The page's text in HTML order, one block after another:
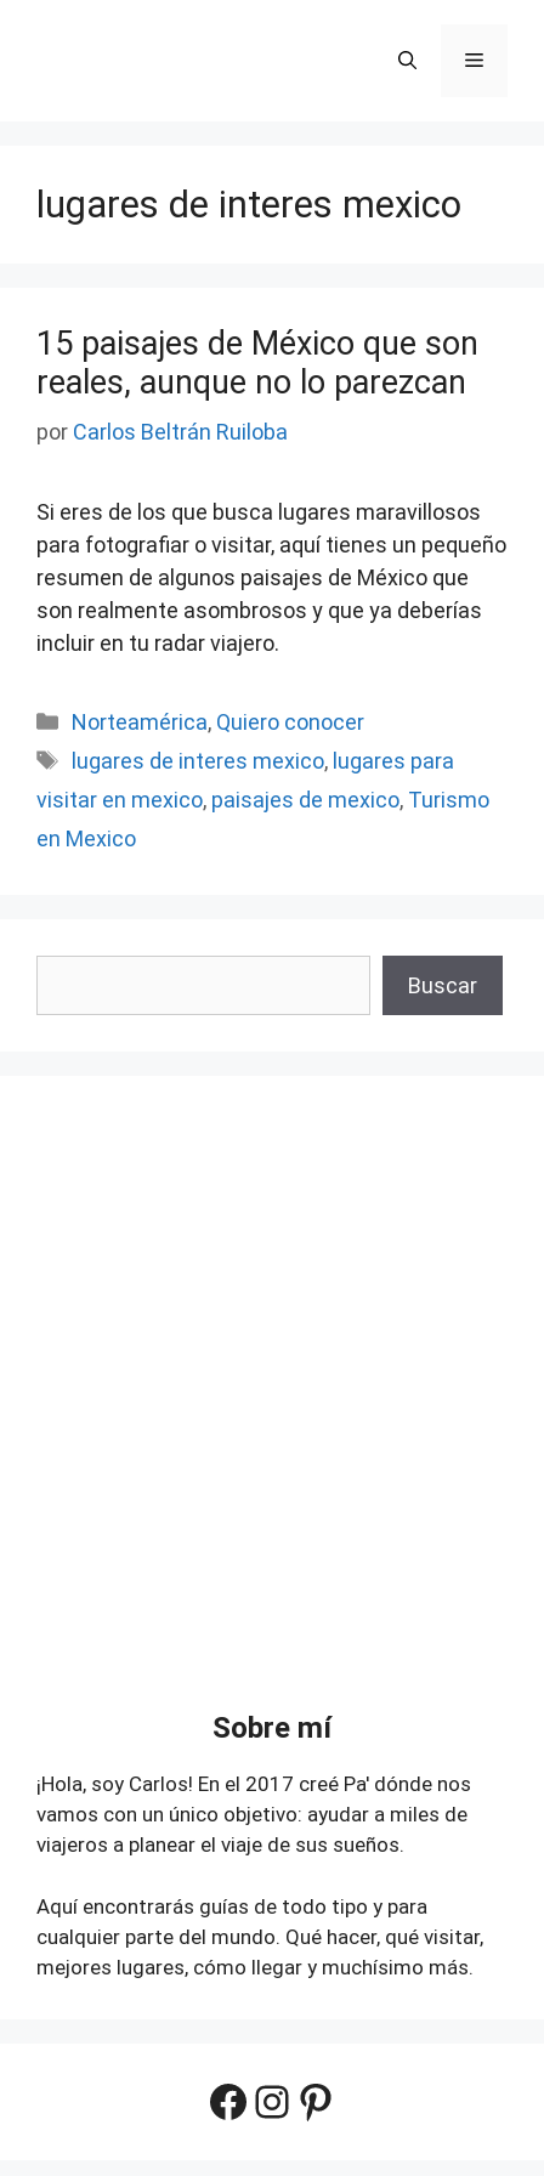
Menú
lugares de interes mexico
15 paisajes de México que son
reales, aunque no lo parezcan
por Carlos Beltrán Ruiloba
Si eres de los que busca lugares maravillosos
para fotografiar o visitar, aquí tienes un pequeño
resumen de algunos paisajes de México que
son realmente asombrosos y que ya deberías
incluir en tu radar viajero.
Categorías
Norteamérica, Quiero conocer
Etiquetas
lugares de interes mexico, lugares para
visitar en mexico, paisajes de mexico, Turismo
en Mexico
Buscar
Sobre mí
¡Hola, soy Carlos! En el 2017 creé Pa' dónde nos
vamos con un único objetivo: ayudar a miles de
viajeros a planear el viaje de sus sueños.
Aquí encontrarás guías de todo tipo y para
cualquier parte del mundo. Qué hacer, qué visitar,
mejores lugares, cómo llegar y muchísimo más.
Facebook
Instagram
Pinterest